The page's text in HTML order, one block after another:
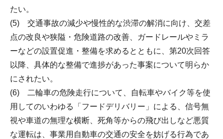
たい。
(5) 交通事故の減少や慢性的な渋滞の解消に向け、交差
点の改良や狭隘・危険道路の改善、ガードレールやミラ
ーなどの設置促進・整備を求めるとともに、第20次回答
以降、具体的な整備で進捗があった事案について明らか
にされたい。
(6) 二輪車の危険走行について、自転車やバイク等を使
用してのいわゆる「フードデリバリー」による、信号無
視や車道の無理な横断、死角等からの飛び出しなど悪質
な運転は、事業用自動車の交通の安全を妨げる行為であ